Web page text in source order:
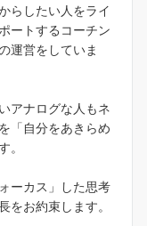
らしたい人をライ
ートするコーチン
運営をしていま
アナログな人もネ
「自分をあきらめ
。
ーカス」した思考
をお約束します。